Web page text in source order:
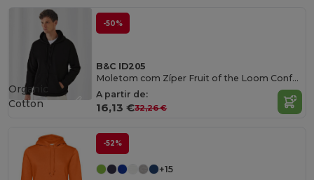
-50%
B&C ID205
Moletom com Zíper Fruit of the Loom Confortável
A partir de:
16,13 €32,26 €
Organic
Cotton
-52%
+15